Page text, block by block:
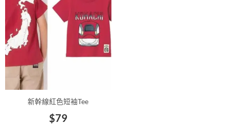
新幹線紅色短袖Tee
$79
多
種
式。
頁
面